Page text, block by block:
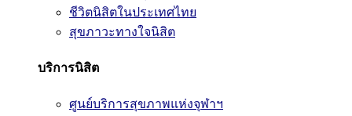
ชีวิตนิสิตในประเทศไทย
สุขภาวะทางใจนิสิต
บริการนิสิต
ศูนย์บริการสุขภาพแห่งจุฬาฯ